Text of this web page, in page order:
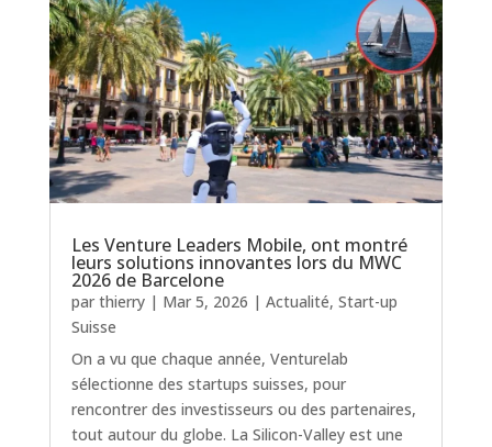
Les Venture Leaders Mobile, ont montré
leurs solutions innovantes lors du MWC
2026 de Barcelone
par thierry| Mar 5, 2026 | Actualité, Start-up
Suisse
On a vu que chaque année, Venturelab
sélectionne des startups suisses, pour
rencontrer des investisseurs ou des partenaires,
tout autour du globe. La Silicon-Valley est une